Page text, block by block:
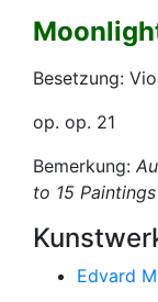
Besetzung:
op. op. 21
Bemerkung:
to 15
Edvard